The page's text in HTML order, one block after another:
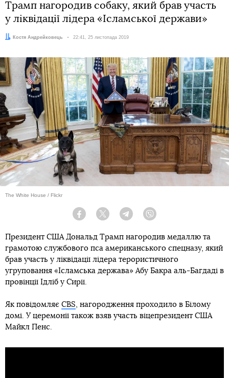
Трамп нагородив собаку, який брав участь
у ліквідації лідера «Ісламської держави»
Автор:Костя Андрейковець Дата:
22:41, 25 листопада 2019
The White House / Flickr
Facebook Twitter Telegram
Президент США Дональд Трамп нагородив медаллю та
грамотою службового пса американського спецназу, який
брав участь у ліквідації лідера терористичного
угруповання «Ісламська держава» Абу Бакра аль-Багдаді в
провінції Ідліб у Сирії.
Як повідомляє CBS, нагородження проходило в Білому
домі. У церемонії також взяв участь віцепрезидент США
Майкл Пенс.